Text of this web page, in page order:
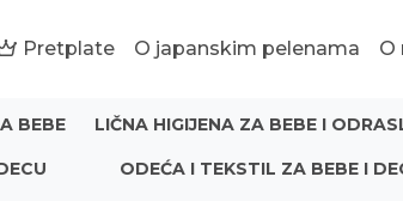
Pretplate O japanskim pelenama O
BEBE LIČNA HIGIJENA ZA BEBE I
ODEĆA I TEKSTIL ZA BEBE I